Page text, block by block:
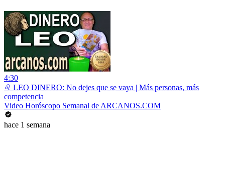
4:30
♌ LEO DINERO: No dejes que se vaya | Más personas, más
competencia
Video Horóscopo Semanal de ARCANOS.COM
hace 1 semana